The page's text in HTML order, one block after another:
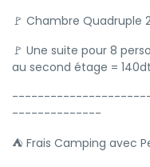
🚩 Chambre Quadruple
🚩 Une suite pour 8
au second étage =
--------------
⛺ Frais Camping avec